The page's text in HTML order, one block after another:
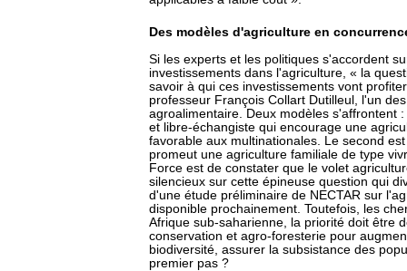
Des modèles d'agriculture en
Si les experts et les politiques s'accordent
investissements dans l'agriculture, « la
savoir à qui ces investissements vont
professeur François Collart Dutilleul, l'un
agroalimentaire. Deux modèles s'affrontent
et libre-échangiste qui encourage une
favorable aux multinationales. Le second
promeut une agriculture familiale de type
Force est de constater que le volet
silencieux sur cette épineuse question qui
d'une étude préliminaire de NECTAR sur
disponible prochainement. Toutefois, les
Afrique sub-saharienne, la priorité doit être
conservation et agro-foresterie pour
biodiversité, assurer la subsistance des
premier pas ?